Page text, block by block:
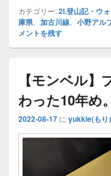
込
み
中…
カテゴリー:2l.登山記・ウ
庫県
加古川線 小野アル
メントを残す
【モンベル
わった10年め。
2022-08-17 に yukkie(もり